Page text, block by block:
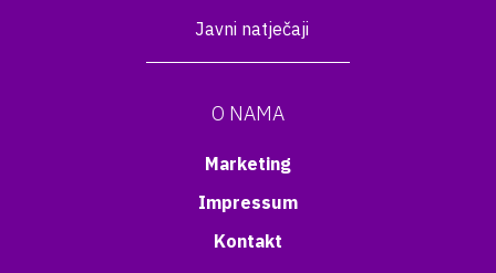
Javni natječaji
O NAMA
Marketing
Impressum
Kontakt